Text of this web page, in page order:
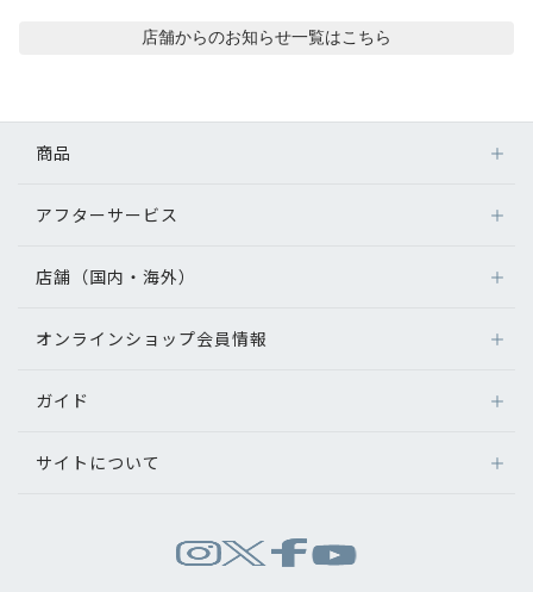
目のまめちしき
採用情報
店舗からのお知らせ一覧はこちら
商品
メガネ
サングラス
補聴器
グッズ・小物
アフターサービス
アフターサービス
メガネの不具合、修理について
補聴器に関するアフターサービス
店舗（国内・海外）
店舗検索
オンラインショップ会員情報
ログイン
ガイド
オンラインショップご利用ガイド
サイトについて